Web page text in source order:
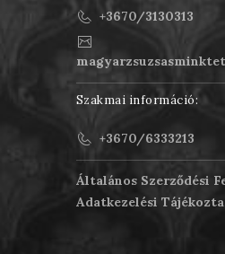
+3670/3130313
Szakmai információ:
+3670/6333213
Általános Szerződési
Adatkezelési